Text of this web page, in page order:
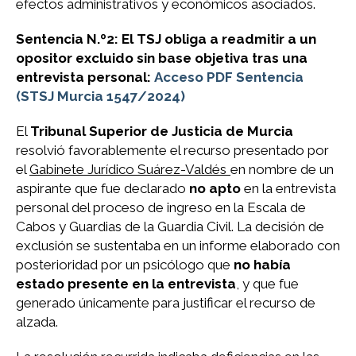
efectos administrativos y económicos asociados.
Sentencia N.º2: El TSJ obliga a readmitir a un
opositor excluido sin base objetiva tras una
entrevista personal: Acceso PDF Sentencia
(STSJ Murcia 1547/2024)
El Tribunal Superior de Justicia de Murcia
resolvió favorablemente el recurso presentado por
elGabinete Jurídico Suárez-Valdés en nombre de un
aspirante que fue declarado no apto en la entrevista
personal del proceso de ingreso en la Escala de
Cabos y Guardias de la Guardia Civil. La decisión de
exclusión se sustentaba en un informe elaborado con
posterioridad por un psicólogo que no había
estado presente en la entrevista , y que fue
generado únicamente para justificar el recurso de
alzada.